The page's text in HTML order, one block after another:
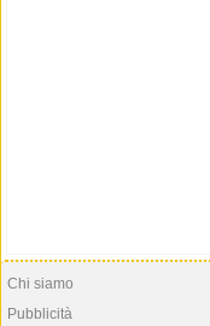
Chi siamo
Pubblicità